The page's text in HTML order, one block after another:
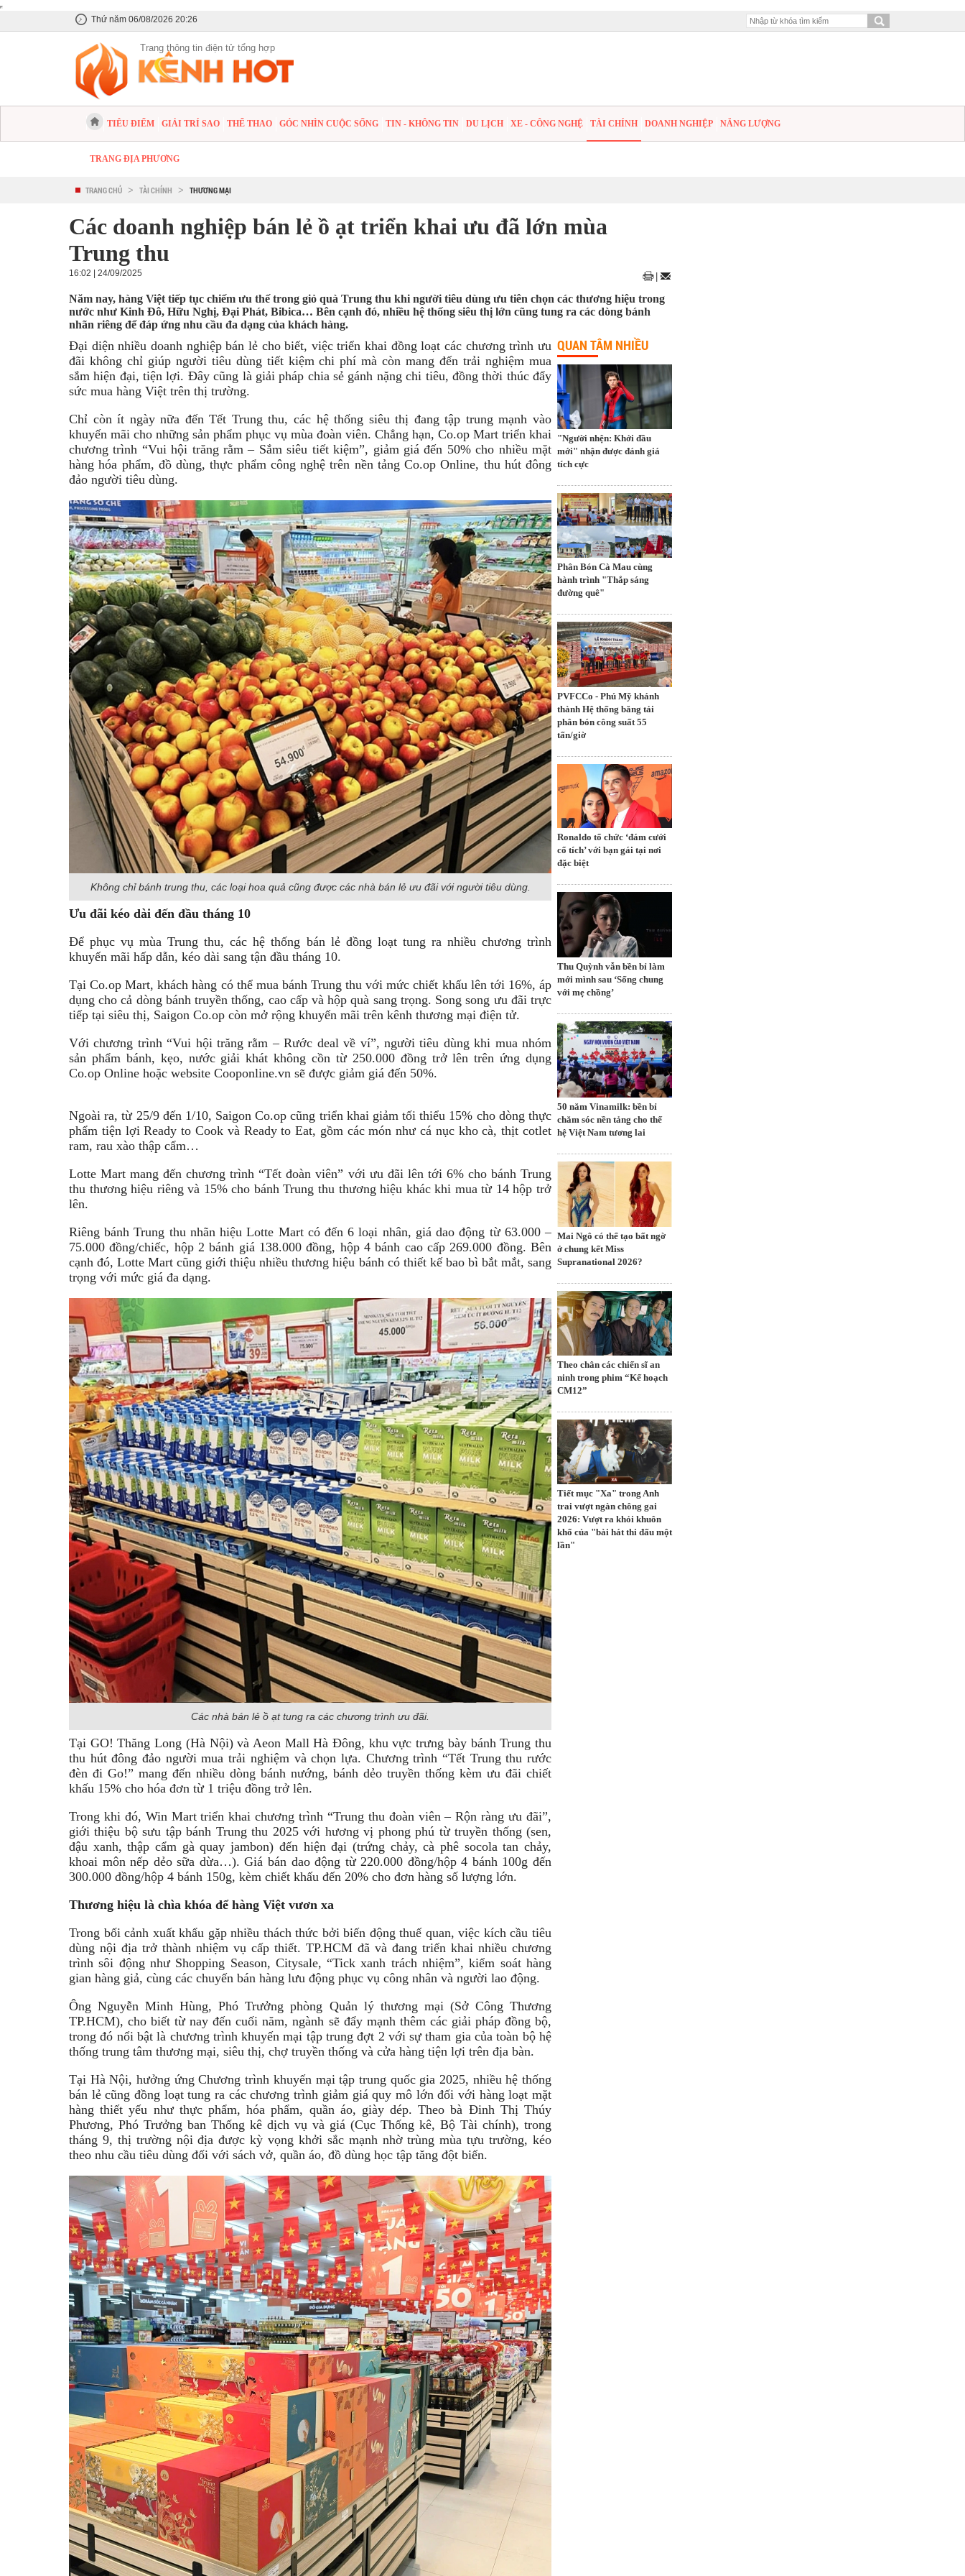
Thứ năm 06/08/2026 20:26
Trang thông tin điện tử tổng hợp
TIÊU ĐIỂM GIẢI TRÍ SAO THỂ THAO GÓC NHÌN CUỘC SỐNG TIN - KHÔNG TIN DU LỊCH XE - CÔNG NGHỆ TÀI CHÍNH DOANH NGHIỆP NĂNG LƯỢNG
TRANG ĐỊA PHƯƠNG
TRANG CHỦ > TÀI CHÍNH > THƯƠNG MẠI
Các doanh nghiệp bán lẻ ồ ạt triển khai ưu đã lớn mùa
Trung thu
16:02 | 24/09/2025
Năm nay, hàng Việt tiếp tục chiếm ưu thế trong giỏ quà Trung thu khi người tiêu dùng ưu tiên chọn các thương hiệu trong
nước như Kinh Đô, Hữu Nghị, Đại Phát, Bibica… Bên cạnh đó, nhiều hệ thống siêu thị lớn cũng tung ra các dòng bánh
nhãn riêng để đáp ứng nhu cầu đa dạng của khách hàng.
Đại diện nhiều doanh nghiệp bán lẻ cho biết, việc triển khai đồng loạt các chương trình ưu
đãi không chỉ giúp người tiêu dùng tiết kiệm chi phí mà còn mang đến trải nghiệm mua
sắm hiện đại, tiện lợi. Đây cũng là giải pháp chia sẻ gánh nặng chi tiêu, đồng thời thúc đẩy
sức mua hàng Việt trên thị trường.
Chỉ còn ít ngày nữa đến Tết Trung thu, các hệ thống siêu thị đang tập trung mạnh vào
khuyến mãi cho những sản phẩm phục vụ mùa đoàn viên. Chẳng hạn, Co.op Mart triển khai
chương trình “Vui hội trăng rằm – Sắm siêu tiết kiệm”, giảm giá đến 50% cho nhiều mặt
hàng hóa phẩm, đồ dùng, thực phẩm công nghệ trên nền tảng Co.op Online, thu hút đông
đảo người tiêu dùng.
Không chỉ bánh trung thu, các loại hoa quả cũng được các nhà bán lẻ ưu đãi với người tiêu dùng.
Ưu đãi kéo dài đến đầu tháng 10
Để phục vụ mùa Trung thu, các hệ thống bán lẻ đồng loạt tung ra nhiều chương trình
khuyến mãi hấp dẫn, kéo dài sang tận đầu tháng 10.
Tại Co.op Mart, khách hàng có thể mua bánh Trung thu với mức chiết khấu lên tới 16%, áp
dụng cho cả dòng bánh truyền thống, cao cấp và hộp quà sang trọng. Song song ưu đãi trực
tiếp tại siêu thị, Saigon Co.op còn mở rộng khuyến mãi trên kênh thương mại điện tử.
Với chương trình “Vui hội trăng rằm – Rước deal về ví”, người tiêu dùng khi mua nhóm
sản phẩm bánh, kẹo, nước giải khát không cồn từ 250.000 đồng trở lên trên ứng dụng
Co.op Online hoặc website Cooponline.vn sẽ được giảm giá đến 50%.
Ngoài ra, từ 25/9 đến 1/10, Saigon Co.op cũng triển khai giảm tối thiểu 15% cho dòng thực
phẩm tiện lợi Ready to Cook và Ready to Eat, gồm các món như cá nục kho cà, thịt cotlet
ram, rau xào thập cẩm…
Lotte Mart mang đến chương trình “Tết đoàn viên” với ưu đãi lên tới 6% cho bánh Trung
thu thương hiệu riêng và 15% cho bánh Trung thu thương hiệu khác khi mua từ 14 hộp trở
lên.
Riêng bánh Trung thu nhãn hiệu Lotte Mart có đến 6 loại nhân, giá dao động từ 63.000 –
75.000 đồng/chiếc, hộp 2 bánh giá 138.000 đồng, hộp 4 bánh cao cấp 269.000 đồng. Bên
cạnh đó, Lotte Mart cũng giới thiệu nhiều thương hiệu bánh có thiết kế bao bì bắt mắt, sang
trọng với mức giá đa dạng.
Các nhà bán lẻ ồ ạt tung ra các chương trình ưu đãi.
Tại GO! Thăng Long (Hà Nội) và Aeon Mall Hà Đông, khu vực trưng bày bánh Trung thu
thu hút đông đảo người mua trải nghiệm và chọn lựa. Chương trình “Tết Trung thu rước
đèn đi Go!” mang đến nhiều dòng bánh nướng, bánh dẻo truyền thống kèm ưu đãi chiết
khấu 15% cho hóa đơn từ 1 triệu đồng trở lên.
Trong khi đó, Win Mart triển khai chương trình “Trung thu đoàn viên – Rộn ràng ưu đãi”,
giới thiệu bộ sưu tập bánh Trung thu 2025 với hương vị phong phú từ truyền thống (sen,
đậu xanh, thập cẩm gà quay jambon) đến hiện đại (trứng chảy, cà phê socola tan chảy,
khoai môn nếp dẻo sữa dừa…). Giá bán dao động từ 220.000 đồng/hộp 4 bánh 100g đến
300.000 đồng/hộp 4 bánh 150g, kèm chiết khấu đến 20% cho đơn hàng số lượng lớn.
Thương hiệu là chìa khóa để hàng Việt vươn xa
Trong bối cảnh xuất khẩu gặp nhiều thách thức bởi biến động thuế quan, việc kích cầu tiêu
dùng nội địa trở thành nhiệm vụ cấp thiết. TP.HCM đã và đang triển khai nhiều chương
trình sôi động như Shopping Season, Citysale, “Tick xanh trách nhiệm”, kiểm soát hàng
gian hàng giả, cùng các chuyến bán hàng lưu động phục vụ công nhân và người lao động.
Ông Nguyễn Minh Hùng, Phó Trưởng phòng Quản lý thương mại (Sở Công Thương
TP.HCM), cho biết từ nay đến cuối năm, ngành sẽ đẩy mạnh thêm các giải pháp đồng bộ,
trong đó nổi bật là chương trình khuyến mại tập trung đợt 2 với sự tham gia của toàn bộ hệ
thống trung tâm thương mại, siêu thị, chợ truyền thống và cửa hàng tiện lợi trên địa bàn.
Tại Hà Nội, hưởng ứng Chương trình khuyến mại tập trung quốc gia 2025, nhiều hệ thống
bán lẻ cũng đồng loạt tung ra các chương trình giảm giá quy mô lớn đối với hàng loạt mặt
hàng thiết yếu như thực phẩm, hóa phẩm, quần áo, giày dép. Theo bà Đinh Thị Thúy
Phương, Phó Trưởng ban Thống kê dịch vụ và giá (Cục Thống kê, Bộ Tài chính), trong
tháng 9, thị trường nội địa được kỳ vọng khởi sắc mạnh nhờ trùng mùa tựu trường, kéo
theo nhu cầu tiêu dùng đối với sách vở, quần áo, đồ dùng học tập tăng đột biến.
QUAN TÂM NHIỀU
"Người nhện: Khởi đầu
mới" nhận được đánh giá
tích cực
Phân Bón Cà Mau cùng
hành trình "Thắp sáng
đường quê"
PVFCCo - Phú Mỹ khánh
thành Hệ thống băng tải
phân bón công suất 55
tấn/giờ
Ronaldo tổ chức ‘đám cưới
cổ tích’ với bạn gái tại nơi
đặc biệt
Thu Quỳnh vẫn bền bỉ làm
mới mình sau ‘Sống chung
với mẹ chồng’
50 năm Vinamilk: bền bỉ
chăm sóc nền tảng cho thế
hệ Việt Nam tương lai
Mai Ngô có thể tạo bất ngờ
ở chung kết Miss
Supranational 2026?
Theo chân các chiến sĩ an
ninh trong phim “Kế hoạch
CM12”
Tiết mục "Xa" trong Anh
trai vượt ngàn chông gai
2026: Vượt ra khỏi khuôn
khổ của "bài hát thi đấu một
lần"